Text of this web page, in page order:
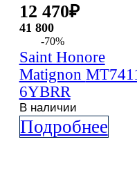
12 470₽
41 800
-70%
Saint Honore
Matignon
6YBRR
В наличии
Подробнее